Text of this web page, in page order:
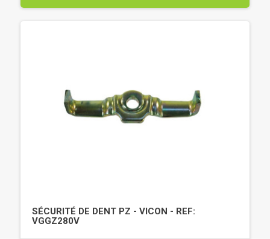
SÉCURITÉ DE DENT PZ - VICON - REF:
VGGZ280V